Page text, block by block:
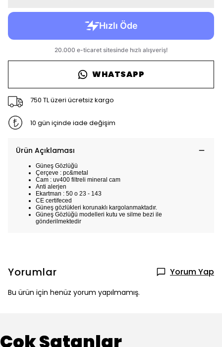
WHATSAPP
750 TL üzeri ücretsiz kargo
10 gün içinde iade değişim
Ürün Açıklaması
Güneş Gözlüğü
Çerçeve : pc&metal
Cam : uv400 filtreli mineral cam
Anti alerjen
Ekartman : 50 o 23 - 143
CE certifeced
Güneş gözlükleri korunaklı kargolanmaktadır.
Güneş Gözlüğü modelleri kutu ve silme bezi ile
gönderilmektedir
Yorumlar Yorum Yap
Bu ürün için henüz yorum yapılmamış.
Çok Satanlar